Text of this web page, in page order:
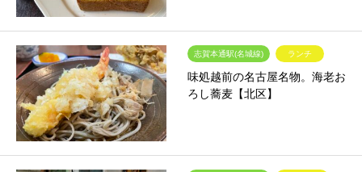
志賀本通駅(名城線) ランチ
味処越前の名古屋名物。海老お
ろし蕎麦【北区】